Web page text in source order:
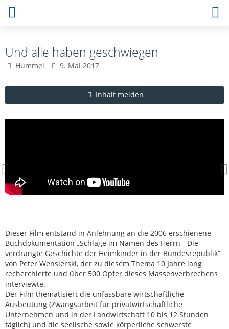
Und alle haben geschwiegen
Hummel 9. Mai 2017
Inhalt melden
Dieser Film entstand in Anlehnung an die 2006 erschienene
Buchdokumentation „Schläge im Namen des Herrn - Die
verdrängte Geschichte der Heimkinder in der Bundesrepublik“
von Peter Wensierski, der zu diesem Thema 10 Jahre lang
recherchierte und über 500 Opfer dieses Massenverbrechens
interviewte.
Der Film thematisiert die unfassbare wirtschaftliche
Ausbeutung (Zwangsarbeit für privatwirtschaftliche
Unternehmen und in der Landwirtschaft 10 bis 12 Stunden
täglich) und die seelische sowie körperliche schwerste